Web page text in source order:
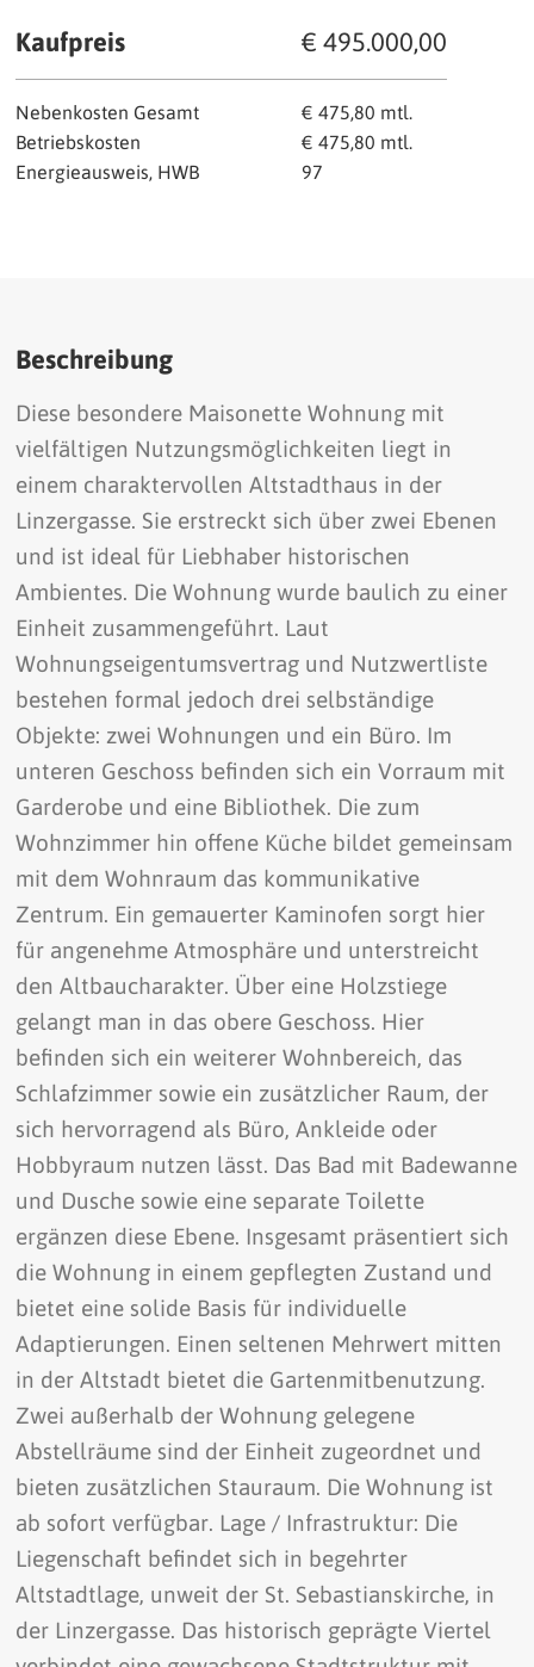
Kaufpreis € 495.000,00
Nebenkosten Gesamt
€ 475,80 mtl.
Betriebskosten
€ 475,80 mtl.
Energieausweis, HWB
97
Beschreibung
Diese besondere Maisonette Wohnung mit
vielfältigen Nutzungsmöglichkeiten liegt in
einem charaktervollen Altstadthaus in der
Linzergasse. Sie erstreckt sich über zwei Ebenen
und ist ideal für Liebhaber historischen
Ambientes. Die Wohnung wurde baulich zu einer
Einheit zusammengeführt. Laut
Wohnungseigentumsvertrag und Nutzwertliste
bestehen formal jedoch drei selbständige
Objekte: zwei Wohnungen und ein Büro. Im
unteren Geschoss befinden sich ein Vorraum mit
Garderobe und eine Bibliothek. Die zum
Wohnzimmer hin offene Küche bildet gemeinsam
mit dem Wohnraum das kommunikative
Zentrum. Ein gemauerter Kaminofen sorgt hier
für angenehme Atmosphäre und unterstreicht
den Altbaucharakter. Über eine Holzstiege
gelangt man in das obere Geschoss. Hier
befinden sich ein weiterer Wohnbereich, das
Schlafzimmer sowie ein zusätzlicher Raum, der
sich hervorragend als Büro, Ankleide oder
Hobbyraum nutzen lässt. Das Bad mit Badewanne
und Dusche sowie eine separate Toilette
ergänzen diese Ebene. Insgesamt präsentiert sich
die Wohnung in einem gepflegten Zustand und
bietet eine solide Basis für individuelle
Adaptierungen. Einen seltenen Mehrwert mitten
in der Altstadt bietet die Gartenmitbenutzung.
Zwei außerhalb der Wohnung gelegene
Abstellräume sind der Einheit zugeordnet und
bieten zusätzlichen Stauraum. Die Wohnung ist
ab sofort verfügbar. Lage / Infrastruktur: Die
Liegenschaft befindet sich in begehrter
Altstadtlage, unweit der St. Sebastianskirche, in
der Linzergasse. Das historisch geprägte Viertel